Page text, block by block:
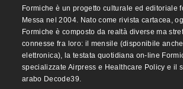
Formiche è un progetto culturale ed editoriale
Messa nel 2004. Nato come rivista cartacea,
Formiche è composto da realtà diverse ma
connesse fra loro: il mensile (disponibile
elettronica), la testata quotidiana on-line
specializzate Airpress e Healthcare Policy e il
arabo Decode39.